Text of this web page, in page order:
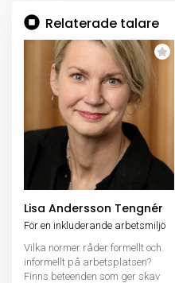
Relaterade talare
Lisa Andersson Tengnér
För en inkluderande arbetsmiljö
Vilka normer råder formellt och
informellt på arbetsplatsen?
Finns beteenden som ger skav